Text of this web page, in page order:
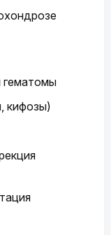
гематомы
кифозы)